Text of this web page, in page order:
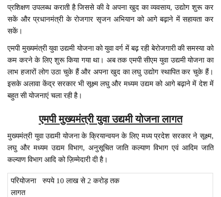
प्रशिक्षण उपलब्ध कराती है जिससे की वे अपना खुद का व्यवसाय, उद्योग शुरू कर
सकें और प्रधानमंत्री के रोजगार सृजन अभियान को आगे बढ़ाने में सहायता कर
सकें।
एमपी मुख्यमंत्री युवा उद्यमी योजना को युवा वर्ग में बढ़ रही बेरोजगारी की समस्या को
कम करने के लिए शुरू किया गया था। अब तक एमपी सीएम युवा उद्यमी योजना का
लाभ हजारों लोग उठा चुके हैं और अपना खुद का लघु उद्योग स्थापित कर चुके हैं।
इसके अलावा केंद्र सरकार भी सूक्ष्म लघु और मध्यम उद्यम को आगे बढ़ाने में देश में
बहुत सी योजनाएं चला रही है।
एमपी मुख्यमंत्री युवा उद्यमी योजना लागत
मुख्यमंत्री युवा उद्यमी योजना के क्रियान्वयन के लिए मध्य प्रदेश सरकार ने सूक्ष्म,
लघु और मध्यम उद्यम विभाग, अनुसूचित जाति कल्याण विभाग एवं आदिम जाति
कल्याण विभाग आदि को ज़िम्मेदारी दी है।
परियोजना
लागत
रुपये 10 लाख से 2 करोड़ तक